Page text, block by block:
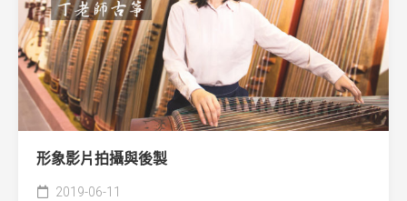
形象影片拍攝與後製
2019-06-11